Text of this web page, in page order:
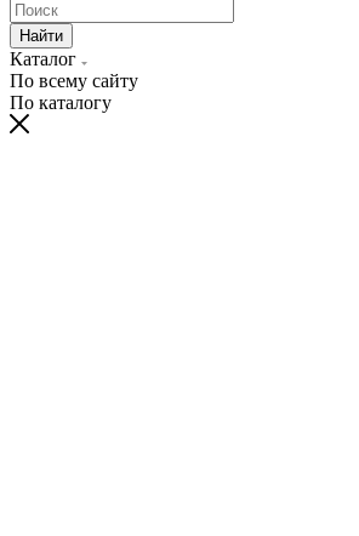
Найти
Каталог
По всему сайту
По каталогу